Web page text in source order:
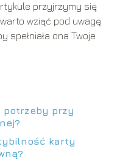
przyjrzymy się
wziąć pod uwagę
spełniała ona Twoje
potrzeby przy
karty